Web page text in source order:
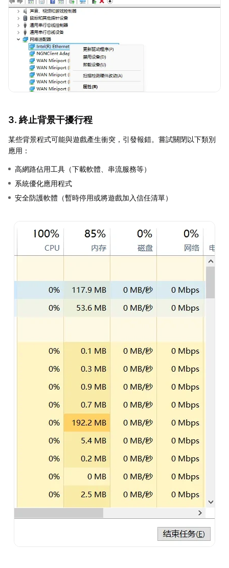
3. 終止背景干擾行程
某些背景程式可能與遊戲產生衝突，引發報錯。嘗試關閉以下類別
應用：
高網路佔用工具（下載軟體、串流服務等）
系統優化應用程式
安全防護軟體（暫時停用或將遊戲加入信任清單）